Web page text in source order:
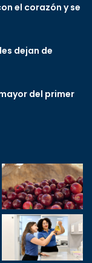
el corazón y se
dejan de
del primer